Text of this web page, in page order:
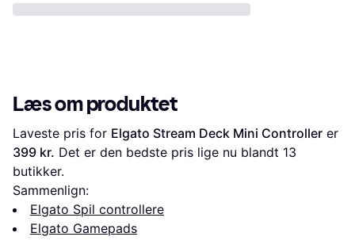
Læs om produktet
Laveste pris for Elgato Stream Deck Mini Controller
399 kr. Det er den bedste pris lige nu blandt 13
butikker.
Sammenlign:
Elgato Spil controllere
Elgato Gamepads